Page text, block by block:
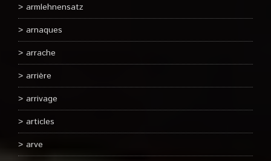
armlehnensatz
arnaques
arrache
arrière
arrivage
articles
arve